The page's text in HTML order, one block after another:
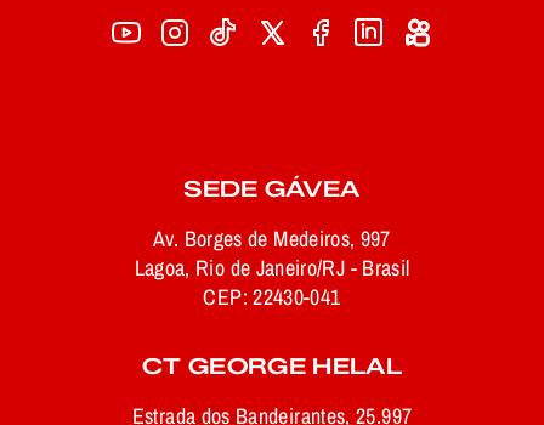
SEDE GÁVEA
Av. Borges de Medeiros, 997
Lagoa, Rio de Janeiro/RJ - Brasil
CEP: 22430-041
CT GEORGE HELAL
Estrada dos Bandeirantes, 25.997